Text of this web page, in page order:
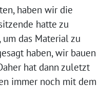
haben wir die
hatte zu
das Material zu
haben, wir bauen
hat dann zuletzt
immer noch mit dem